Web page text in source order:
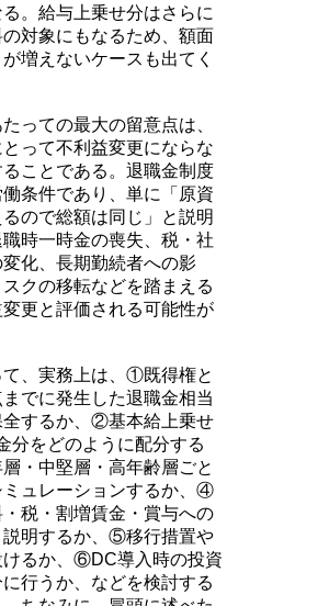
。給与上乗せ分はさらに
対象にもなるため、額面
増えないケースも出てく
っての最大の留意点は、
って不利益変更にならな
ことである。退職金制度
条件であり、単に「原資
ので総額は同じ」と説明
職時一時金の喪失、税・社
化、長期勤続者への影
クの移転などを踏まえる
変更と評価される可能性が
、実務上は、①既得権と
までに発生した退職金相当
全するか、②基本給上乗せ
分をどのように配分する
・中堅層・高年齢層ごと
ミュレーションするか、④
税・割増賃金・賞与への
説明するか、⑤移行措置や
けるか、⑥DC導入時の投資
行うか、などを検討する